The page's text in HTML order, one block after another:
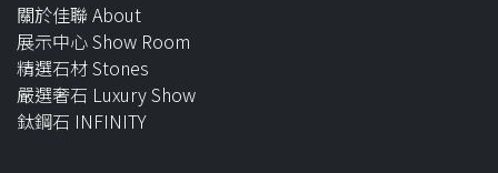
關於佳聯 About
展示中心 Show Room
精選石材 Stones
嚴選奢石 Luxury Show
鈦鋼石 INFINITY